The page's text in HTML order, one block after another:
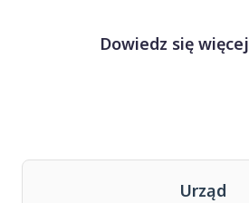
Dowiedz się więcej
Urząd